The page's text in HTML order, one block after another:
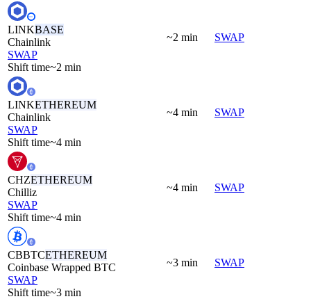
LINKBASE
Chainlink
SWAP
Shift time~2 min
~2 min SWAP
LINKETHEREUM
Chainlink
SWAP
Shift time~4 min
~4 min SWAP
CHZETHEREUM
Chilliz
SWAP
Shift time~4 min
~4 min SWAP
CBBTCETHEREUM
Coinbase Wrapped BTC
SWAP
Shift time~3 min
~3 min SWAP